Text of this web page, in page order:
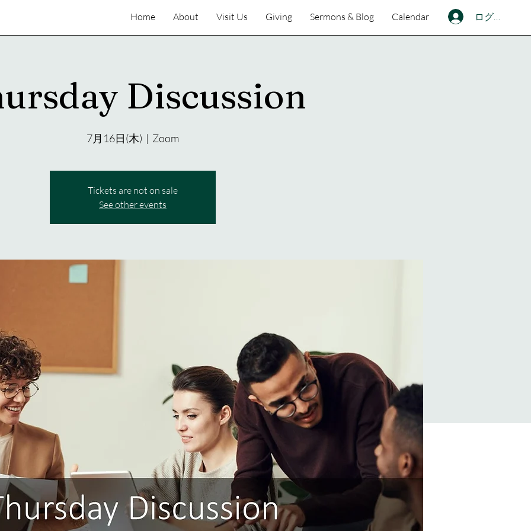
Home About Visit Us Giving Sermons & Blog Calendar ログイン
Discussion
7月16日(木)
  |
Zoom
Tickets are not on sale
See other events